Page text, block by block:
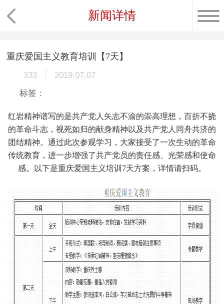
新闻详情
重庆爱国主义教育培训【7天】
333
2019.07.07
标签：
红岩精神谱写的是共产党人矢志不渝的崇高理想，百折不挠
的革命斗志，视死如归的献身精神以及共产党人同舟共济的
团结精神。通过此次参观学习，大家接受了一次生动的革命
传统教育，进一步增强了共产党员的责任感、光荣感和使命
感。以下是重庆爱国主义培训7天方案，详情请扫码。